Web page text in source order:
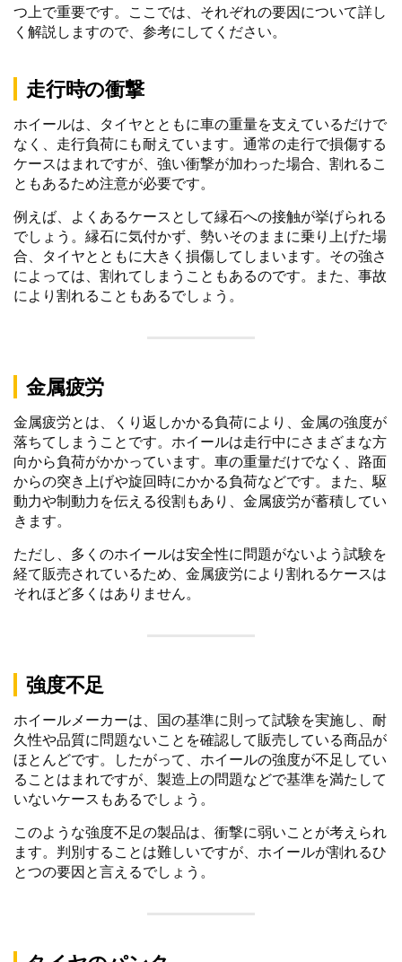
つ上で重要です。ここでは、それぞれの要因について詳し
く解説しますので、参考にしてください。
走行時の衝撃
ホイールは、タイヤとともに車の重量を支えているだけで
なく、走行負荷にも耐えています。通常の走行で損傷する
ケースはまれですが、強い衝撃が加わった場合、割れるこ
ともあるため注意が必要です。
例えば、よくあるケースとして縁石への接触が挙げられる
でしょう。縁石に気付かず、勢いそのままに乗り上げた場
合、タイヤとともに大きく損傷してしまいます。その強さ
によっては、割れてしまうこともあるのです。また、事故
により割れることもあるでしょう。
金属疲労
金属疲労とは、くり返しかかる負荷により、金属の強度が
落ちてしまうことです。ホイールは走行中にさまざまな方
向から負荷がかかっています。車の重量だけでなく、路面
からの突き上げや旋回時にかかる負荷などです。また、駆
動力や制動力を伝える役割もあり、金属疲労が蓄積してい
きます。
ただし、多くのホイールは安全性に問題がないよう試験を
経て販売されているため、金属疲労により割れるケースは
それほど多くはありません。
強度不足
ホイールメーカーは、国の基準に則って試験を実施し、耐
久性や品質に問題ないことを確認して販売している商品が
ほとんどです。したがって、ホイールの強度が不足してい
ることはまれですが、製造上の問題などで基準を満たして
いないケースもあるでしょう。
このような強度不足の製品は、衝撃に弱いことが考えられ
ます。判別することは難しいですが、ホイールが割れるひ
とつの要因と言えるでしょう。